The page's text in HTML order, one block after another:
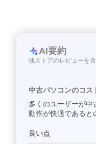
AI要約
他ストアのレビューを
中古パソコンのコス
多くのユーザーが
動作が快適であると
良い点